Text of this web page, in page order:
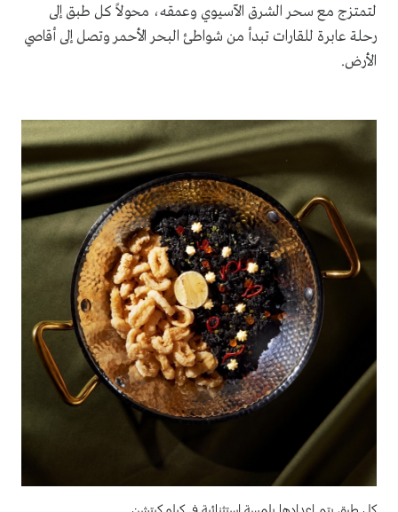
لتمتزج مع سحر الشرق الآسيوي وعمقه، محولاً كل طبق إلى
رحلة عابرة للقارات تبدأ من شواطئ البحر الأحمر وتصل إلى أقاصي
الأرض.
كل طبق يتم إعدادها بلمسة استثنائية في كيلو كيتشن